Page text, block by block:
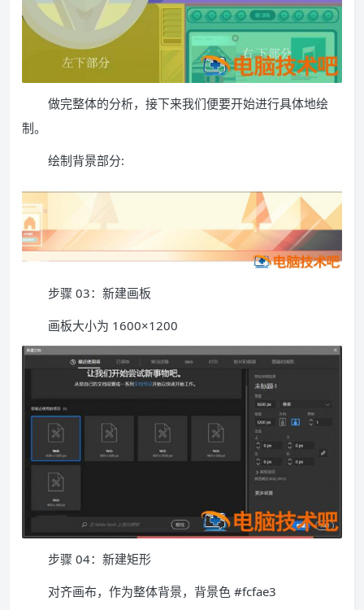
做完整体的分析，接下来我们便要开始进行具体地绘
制。
绘制背景部分:
步骤 03：新建画板
画板大小为 1600×1200
步骤 04：新建矩形
对齐画布，作为整体背景，背景色 #fcfae3